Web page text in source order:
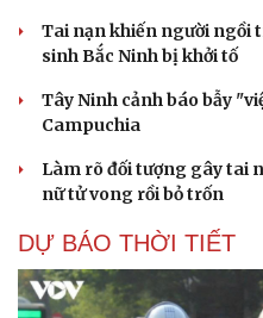
Tai nạn khiến người ngồi
sinh Bắc Ninh bị khởi tố
Tây Ninh cảnh báo bẫy
Campuchia
Làm rõ đối tượng gây tai
nữ tử vong rồi bỏ trốn
DỰ BÁO THỜI TIẾT